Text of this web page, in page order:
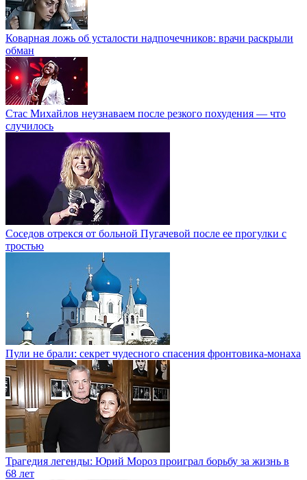
Коварная ложь об усталости надпочечников: врачи раскрыли
обман
Стас Михайлов неузнаваем после резкого похудения — что
случилось
Соседов отрекся от больной Пугачевой после ее прогулки с
тростью
Пули не брали: секрет чудесного спасения фронтовика-монаха
Трагедия легенды: Юрий Мороз проиграл борьбу за жизнь в
68 лет